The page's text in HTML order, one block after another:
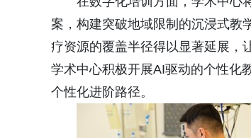
案，构建突破地域限制的沉浸式教
疗资源的覆盖半径得以显著延展，
学术中心积极开展AI驱动的个性化
个性化进阶路径。